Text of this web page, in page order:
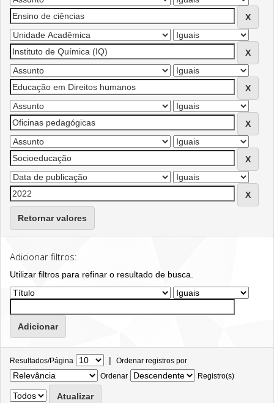
Retornar valores
Adicionar filtros:
Utilizar filtros para refinar o resultado de busca.
Resultados/Página | Ordenar registros por
Ordenar
Registro(s)